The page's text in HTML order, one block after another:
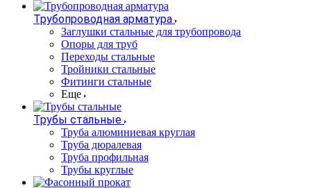
Трубопроводная арматура
Заглушки стальные для трубопровода
Опоры для труб
Переходы стальные
Тройники стальные
Фитинги стальные
Еще
Трубы стальные
Труба алюминиевая круглая
Труба дюралевая
Труба профильная
Трубы круглые